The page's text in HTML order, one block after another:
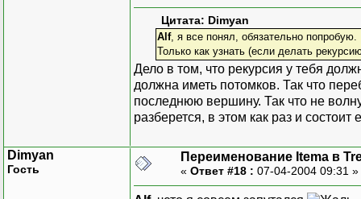
Цитата: Dimyan
Alf, я все понял, обязательно попробую.
Только как узнать (если делать
Дело в том, что рекурсия у тебя
должна иметь потомков. Так что
последнюю вершину. Так что не
разберется, в этом как раз и состоит
Dimyan
Гость
Переименование Itema в
« Ответ #18 : 07-04-2004 09:31 »